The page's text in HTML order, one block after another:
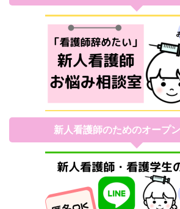
新人看護師のためのオープ